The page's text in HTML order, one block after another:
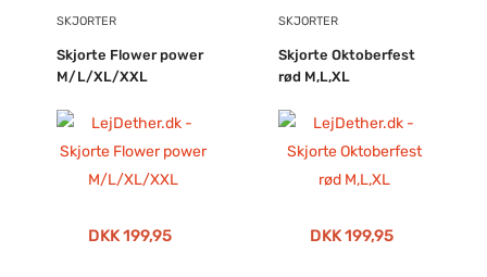
SKJORTER
Skjorte Flower power
M/L/XL/XXL
DKK 199,95
SKJORTER
Skjorte Oktoberfest
rød M,L,XL
DKK 199,95